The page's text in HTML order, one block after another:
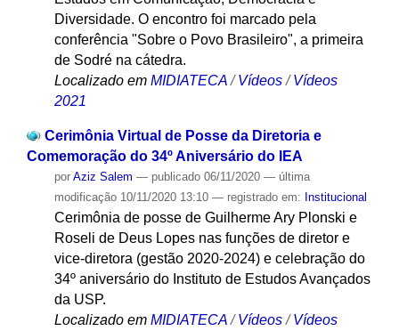
Diversidade. O encontro foi marcado pela
conferência "Sobre o Povo Brasileiro", a primeira
de Sodré na cátedra.
Localizado em MIDIATECA /Vídeos /Vídeos
2021
Cerimônia Virtual de Posse da Diretoria e
Comemoração do 34º Aniversário do IEA
por Aziz Salem — publicado06/11/2020 — última
modificação10/11/2020 13:10 — registrado em: Institucional
Cerimônia de posse de Guilherme Ary Plonski e
Roseli de Deus Lopes nas funções de diretor e
vice-diretora (gestão 2020-2024) e celebração do
34º aniversário do Instituto de Estudos Avançados
da USP.
Localizado em MIDIATECA /Vídeos /Vídeos